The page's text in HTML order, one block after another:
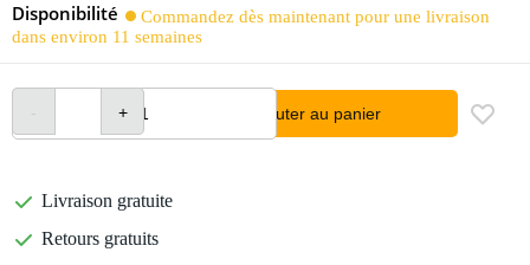
Disponibilité
Commandez dès maintenant pour une livraison
dans environ 11 semaines
Ajouter au panier
Livraison gratuite
Retours gratuits